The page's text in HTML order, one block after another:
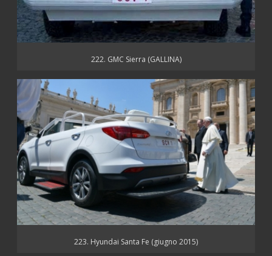
222. GMC Sierra (GALLINA)
223. Hyundai Santa Fe (giugno 2015)